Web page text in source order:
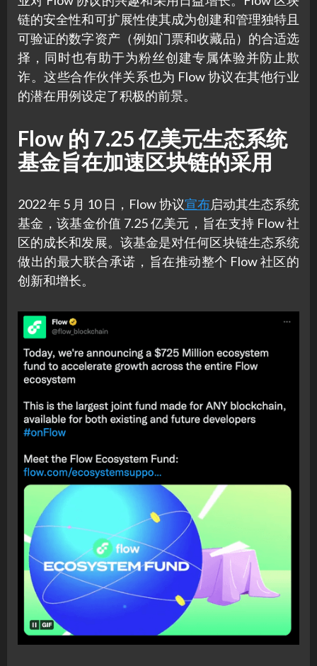
链的安全性和可扩展性使其成为创建和管理独特且
可验证的数字资产（例如门票和收藏品）的合适选
择，同时也有助于为粉丝创建专属体验并防止欺
诈。这些合作伙伴关系也为 Flow 协议在其他行业
的潜在用例设定了积极的前景。
Flow 的 7.25 亿美元生态系统
基金旨在加速区块链的采用
2022 年 5 月 10 日，Flow 协议宣布启动其生态系统
基金，该基金价值 7.25 亿美元，旨在支持 Flow 社
区的成长和发展。该基金是对任何区块链生态系统
做出的最大联合承诺，旨在推动整个 Flow 社区的
创新和增长。